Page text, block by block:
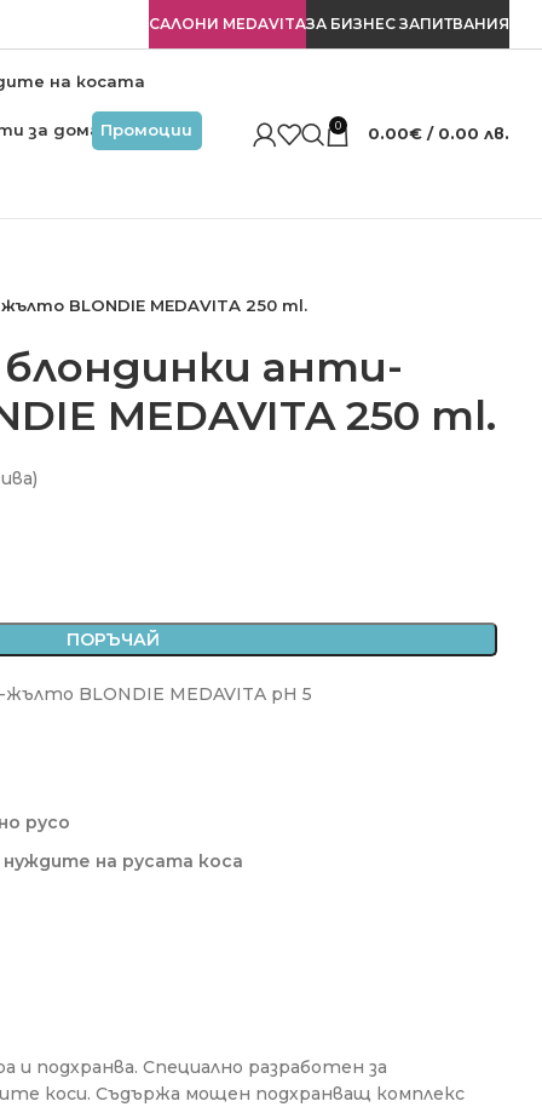
САЛОНИ MEDAVITAЗА БИЗНЕС ЗАПИТВАНИЯ
на косата
за дома Промоции 0 0.00€ / 0.00 лв.
BLONDIE MEDAVITA 250 ml.
анти-
MEDAVITA 250 ml.
ПОРЪЧАЙ
BLONDIE MEDAVITA pH 5
русо
на русата коса
и подхранва. Специално разработен за
коси. Съдържа мощен подхранващ комплекс